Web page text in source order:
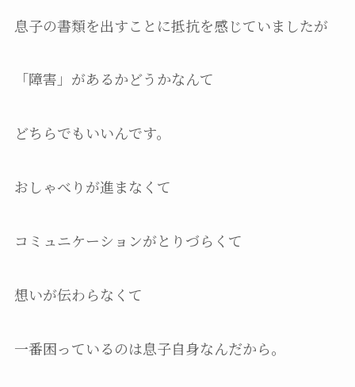
息子の書類を出すことに抵抗を感じていましたが
「障害」があるかどうかなんて
どちらでもいいんです。
おしゃべりが進まなくて
コミュニケーションがとりづらくて
想いが伝わらなくて
一番困っているのは息子自身なんだから。